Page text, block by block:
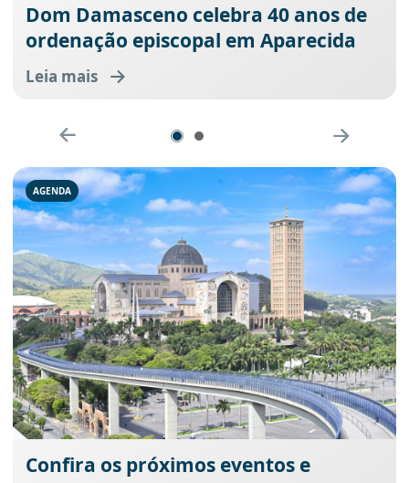
Dom Damasceno celebra 40 anos de
ordenação episcopal em Aparecida
Leia mais
AGENDA
Confira os próximos eventos e